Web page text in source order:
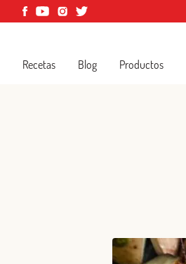
Recetas Blog Productos